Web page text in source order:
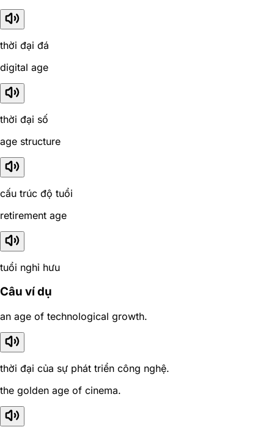
thời đại đá
digital age
thời đại số
age structure
cấu trúc độ tuổi
retirement age
tuổi nghỉ hưu
Câu ví dụ
an age of technological growth.
thời đại của sự phát triển công nghệ.
the golden age of cinema.